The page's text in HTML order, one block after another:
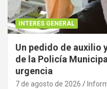
INTERES GENERAL
Un pedido de auxilio
de la Policía
urgencia
7 de agosto de 2026